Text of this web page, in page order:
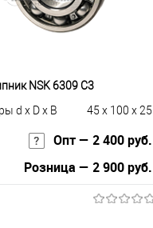
NSK 6309 C3
d x D x B
45 x 100 x 25
Опт — 2 400 руб.
Розница — 2 900 руб.